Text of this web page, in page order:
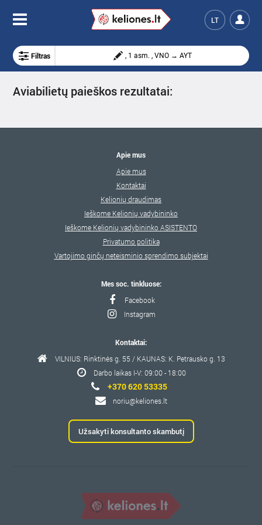
LT
Filtras , 1 asm. , VNO → AYT
Aviabilietų paieškos rezultatai:
Apie mus
Apie mus
Kontaktai
Kelionių draudimas
Ieškome Kelionių vadybininko
Ieškome Kelionių vadybininko ASISTENTO
Privatumo politika
Vartojimo ginčų neteisminio sprendimo subjektai
Mes soc. tinkluose:
Facebook
Instagram
Kontaktai:
VILNIUS: Rinktinės g. 55 / KAUNAS: K. Petrausko g. 13
Darbo laikas I-V: 09:00 - 18:00
+370 620 53335
noriu@keliones.lt
Užsakyti konsultanto skambutį